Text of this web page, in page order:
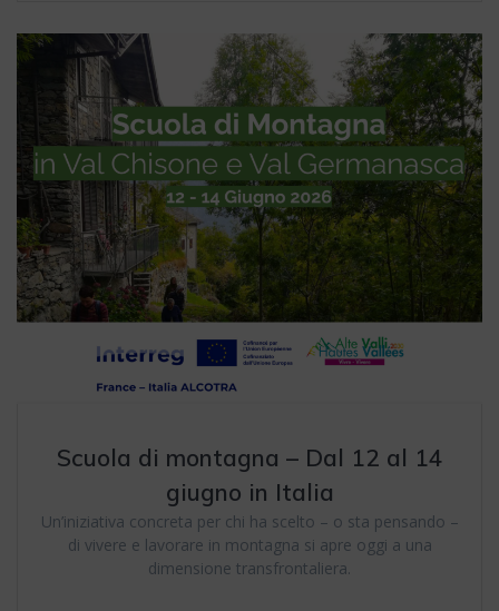
Scuola di montagna – Dal 12 al 14
giugno in Italia
Un’iniziativa concreta per chi ha scelto – o sta pensando –
di vivere e lavorare in montagna si apre oggi a una
dimensione transfrontaliera.